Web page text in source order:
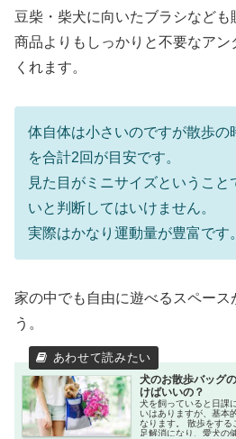
豆柴・柴犬に向いたブラシなど
商品よりもしっかりと不要なアン
くれます。
体自体は小さいのですが散歩の
を合計2回が目安です。
見た目がミニサイズというこ
いと判断してはいけません。
実際はかなり運動量が豊富です。
家の中でも自由に遊べるスペース
う。
犬のお散歩バッグ
けばいいの？
犬を飼っていると日課
いはありますが、基本
なります。 散歩をする
足解消になり、愛犬の